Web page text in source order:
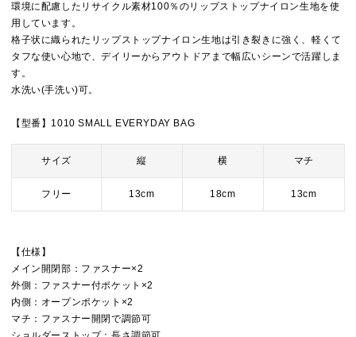
環境に配慮したリサイクル素材100％のリップストップナイロン生地を使
用しています。
格子状に織られたリップストップナイロン生地は引き裂きに強く、軽くて
タフな使い心地で、デイリーからアウトドアまで幅広いシーンで活躍しま
す。
水洗い(手洗い)可。
【型番】1010 SMALL EVERYDAY BAG
サイズ 縦 横 マチ
フリー 13cm 18cm 13cm
【仕様】
メイン開閉部：ファスナー×2
外側：ファスナー付ポケット×2
内側：オープンポケット×2
マチ：ファスナー開閉で調節可